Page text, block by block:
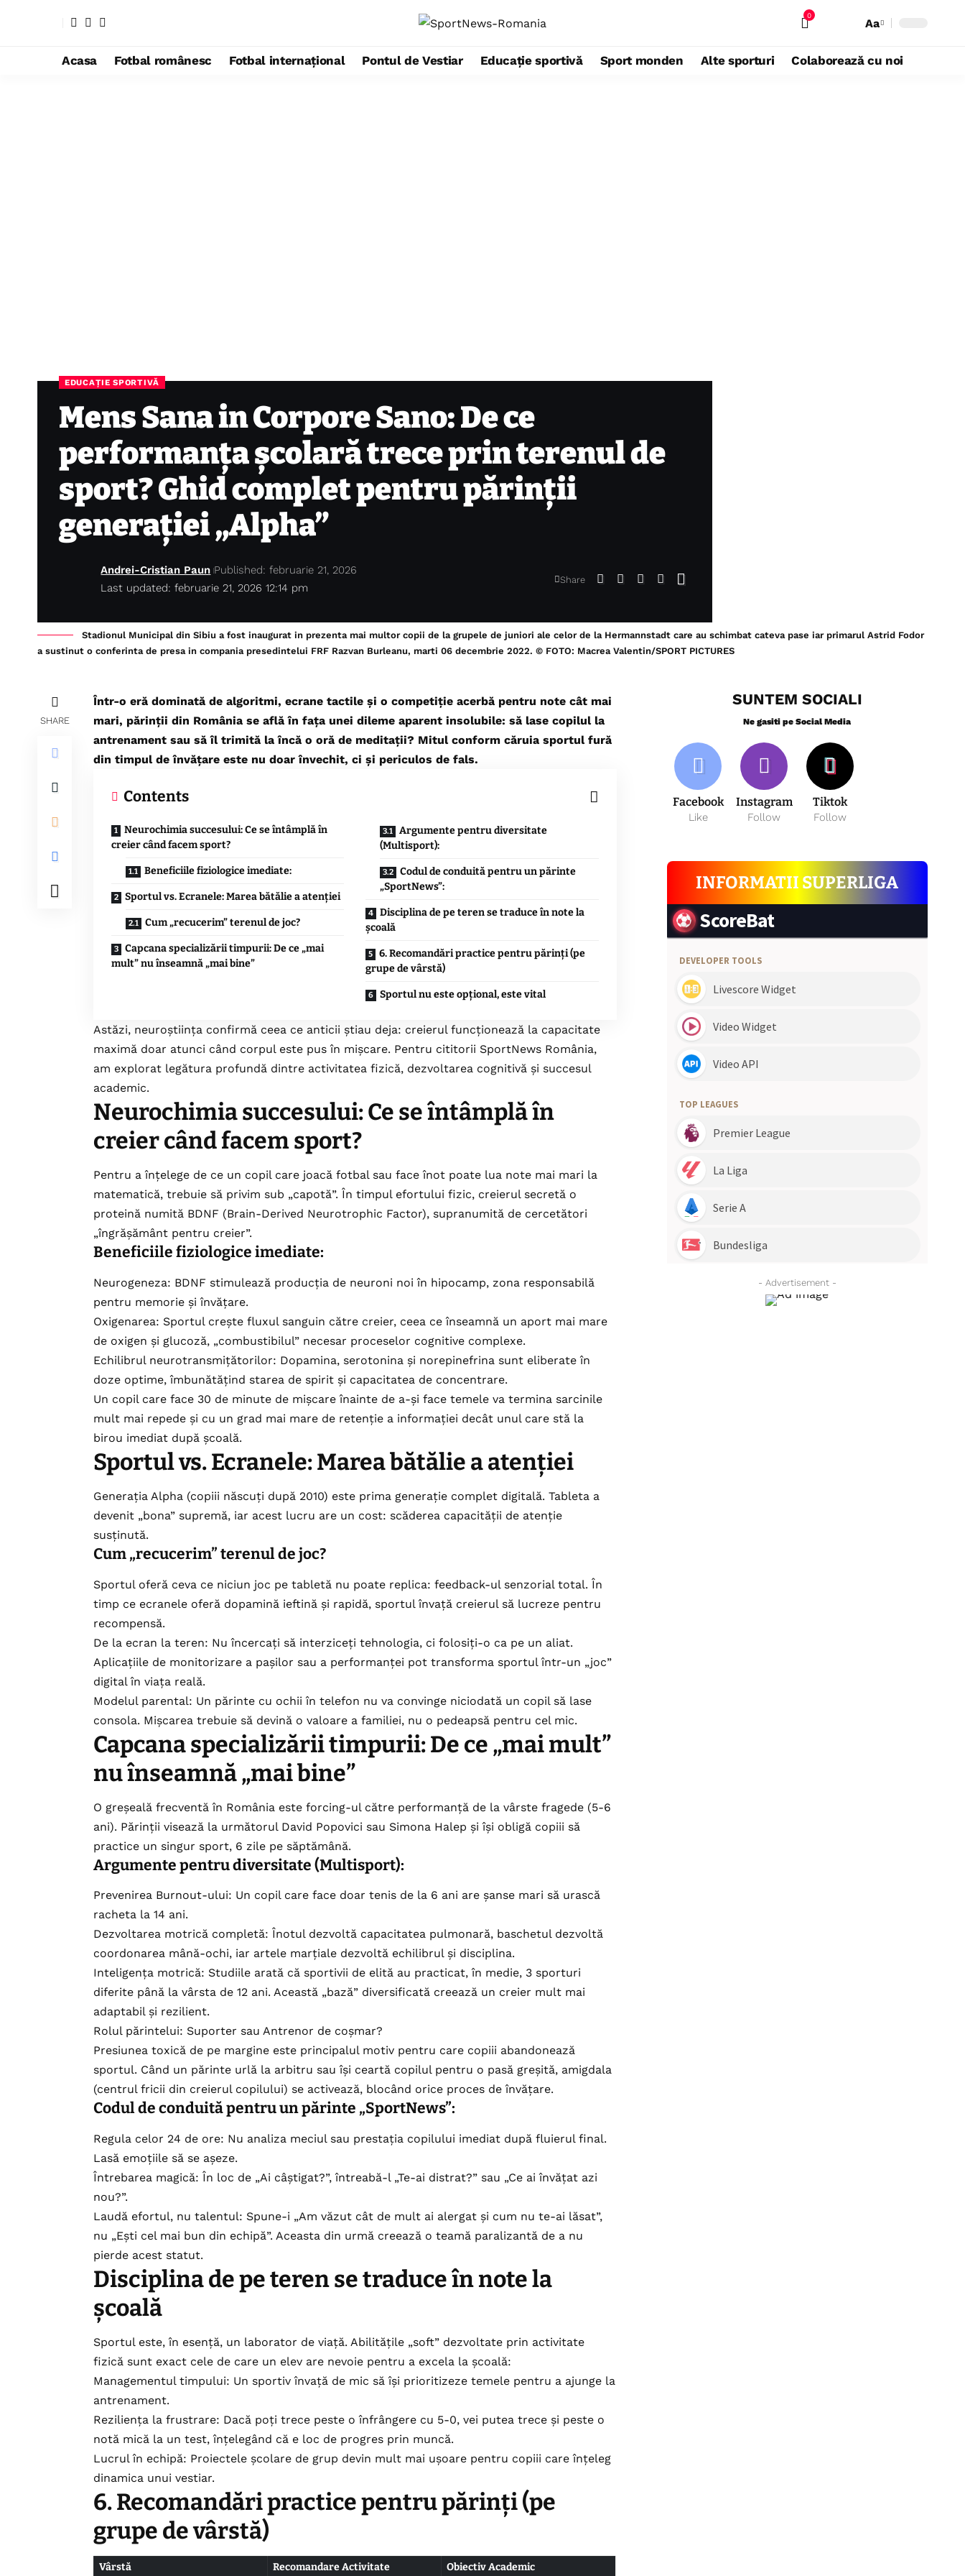
0
Aa
Acasa Fotbal românesc Fotbal internațional Pontul de Vestiar Educație sportivă Sport monden Alte sporturi Colaborează cu noi
EDUCAȚIE SPORTIVĂ
Mens Sana in Corpore Sano: De ce
performanța școlară trece prin terenul de
sport? Ghid complet pentru părinții
generației „Alpha”
Last updated: februarie 21, 2026 12:14 pm
Andrei-Cristian Paun Published: februarie 21, 2026
Share
Stadionul Municipal din Sibiu a fost inaugurat in prezenta mai multor copii de la grupele de juniori ale celor de la Hermannstadt care au schimbat cateva pase iar primarul Astrid Fodor
a sustinut o conferinta de presa in compania presedintelui FRF Razvan Burleanu, marti 06 decembrie 2022. © FOTO: Macrea Valentin/SPORT PICTURES
SHARE
Într-o eră dominată de algoritmi, ecrane tactile și o competiție acerbă pentru note cât mai
mari, părinții din România se află în fața unei dileme aparent insolubile: să lase copilul la
antrenament sau să îl trimită la încă o oră de meditații? Mitul conform căruia sportul fură
din timpul de învățare este nu doar învechit, ci și periculos de fals.
Contents
Neurochimia succesului: Ce se întâmplă în
creier când facem sport?
Beneficiile fiziologice imediate:
Sportul vs. Ecranele: Marea bătălie a atenției
Cum „recucerim” terenul de joc?
Capcana specializării timpurii: De ce „mai
mult” nu înseamnă „mai bine”
Argumente pentru diversitate
(Multisport):
Codul de conduită pentru un părinte
„SportNews”:
Disciplina de pe teren se traduce în note la
școală
6. Recomandări practice pentru părinți (pe
grupe de vârstă)
Sportul nu este opțional, este vital
Astăzi, neuroștiința confirmă ceea ce anticii știau deja: creierul funcționează la capacitate
maximă doar atunci când corpul este pus în mișcare. Pentru cititorii SportNews România,
am explorat legătura profundă dintre activitatea fizică, dezvoltarea cognitivă și succesul
academic.
Neurochimia succesului: Ce se întâmplă în
creier când facem sport?
Pentru a înțelege de ce un copil care joacă fotbal sau face înot poate lua note mai mari la
matematică, trebuie să privim sub „capotă”. În timpul efortului fizic, creierul secretă o
proteină numită BDNF (Brain-Derived Neurotrophic Factor), supranumită de cercetători
„îngrășământ pentru creier”.
Beneficiile fiziologice imediate:
Neurogeneza: BDNF stimulează producția de neuroni noi în hipocamp, zona responsabilă
pentru memorie și învățare.
Oxigenarea: Sportul crește fluxul sanguin către creier, ceea ce înseamnă un aport mai mare
de oxigen și glucoză, „combustibilul” necesar proceselor cognitive complexe.
Echilibrul neurotransmițătorilor: Dopamina, serotonina și norepinefrina sunt eliberate în
doze optime, îmbunătățind starea de spirit și capacitatea de concentrare.
Un copil care face 30 de minute de mișcare înainte de a-și face temele va termina sarcinile
mult mai repede și cu un grad mai mare de retenție a informației decât unul care stă la
birou imediat după școală.
Sportul vs. Ecranele: Marea bătălie a atenției
Generația Alpha (copiii născuți după 2010) este prima generație complet digitală. Tableta a
devenit „bona” supremă, iar acest lucru are un cost: scăderea capacității de atenție
susținută.
Cum „recucerim” terenul de joc?
Sportul oferă ceva ce niciun joc pe tabletă nu poate replica: feedback-ul senzorial total. În
timp ce ecranele oferă dopamină ieftină și rapidă, sportul învață creierul să lucreze pentru
recompensă.
De la ecran la teren: Nu încercați să interziceți tehnologia, ci folosiți-o ca pe un aliat.
Aplicațiile de monitorizare a pașilor sau a performanței pot transforma sportul într-un „joc”
digital în viața reală.
Modelul parental: Un părinte cu ochii în telefon nu va convinge niciodată un copil să lase
consola. Mișcarea trebuie să devină o valoare a familiei, nu o pedeapsă pentru cel mic.
Capcana specializării timpurii: De ce „mai mult”
nu înseamnă „mai bine”
O greșeală frecventă în România este forcing-ul către performanță de la vârste fragede (5-6
ani). Părinții visează la următorul David Popovici sau Simona Halep și își obligă copiii să
practice un singur sport, 6 zile pe săptămână.
Argumente pentru diversitate (Multisport):
Prevenirea Burnout-ului: Un copil care face doar tenis de la 6 ani are șanse mari să urască
racheta la 14 ani.
Dezvoltarea motrică completă: Înotul dezvoltă capacitatea pulmonară, baschetul dezvoltă
coordonarea mână-ochi, iar artele marțiale dezvoltă echilibrul și disciplina.
Inteligența motrică: Studiile arată că sportivii de elită au practicat, în medie, 3 sporturi
diferite până la vârsta de 12 ani. Această „bază” diversificată creează un creier mult mai
adaptabil și rezilient.
Rolul părintelui: Suporter sau Antrenor de coșmar?
Presiunea toxică de pe margine este principalul motiv pentru care copiii abandonează
sportul. Când un părinte urlă la arbitru sau își ceartă copilul pentru o pasă greșită, amigdala
(centrul fricii din creierul copilului) se activează, blocând orice proces de învățare.
Codul de conduită pentru un părinte „SportNews”:
Regula celor 24 de ore: Nu analiza meciul sau prestația copilului imediat după fluierul final.
Lasă emoțiile să se așeze.
Întrebarea magică: În loc de „Ai câștigat?”, întreabă-l „Te-ai distrat?” sau „Ce ai învățat azi
nou?”.
Laudă efortul, nu talentul: Spune-i „Am văzut cât de mult ai alergat și cum nu te-ai lăsat”,
nu „Ești cel mai bun din echipă”. Aceasta din urmă creează o teamă paralizantă de a nu
pierde acest statut.
Disciplina de pe teren se traduce în note la
școală
Sportul este, în esență, un laborator de viață. Abilitățile „soft” dezvoltate prin activitate
fizică sunt exact cele de care un elev are nevoie pentru a excela la școală:
Managementul timpului: Un sportiv învață de mic să își prioritizeze temele pentru a ajunge la
antrenament.
Reziliența la frustrare: Dacă poți trece peste o înfrângere cu 5-0, vei putea trece și peste o
notă mică la un test, înțelegând că e loc de progres prin muncă.
Lucrul în echipă: Proiectele școlare de grup devin mult mai ușoare pentru copiii care înțeleg
dinamica unui vestiar.
6. Recomandări practice pentru părinți (pe
grupe de vârstă)
Vârstă Recomandare Activitate Obiectiv Academic
SUNTEM SOCIALI
Ne gasiti pe Social Media
Facebook
Like
Instagram
Follow
Tiktok
Follow
INFORMATII SUPERLIGA
- Advertisement -